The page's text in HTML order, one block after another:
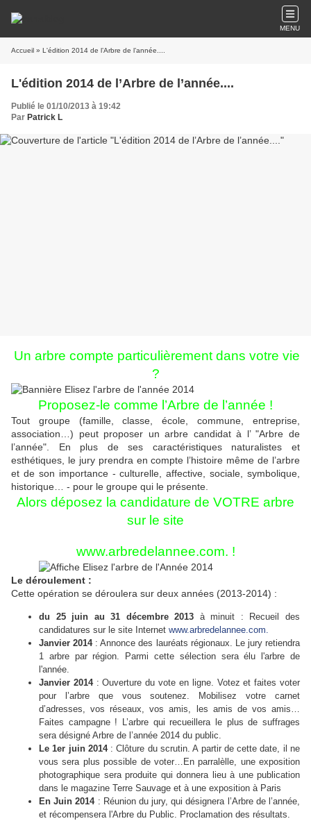
MENU
Accueil » L'édition 2014 de l’Arbre de l’année....
L'édition 2014 de l’Arbre de l’année....
Publié le 01/10/2013 à 19:42
Par Patrick L
Un arbre compte particulièrement dans votre vie
?
Proposez-le comme l’Arbre de l’année !
Tout groupe (famille, classe, école, commune, entreprise,
association…) peut proposer un arbre candidat à l’ "Arbre de
l’année". En plus de ses caractéristiques naturalistes et
esthétiques, le jury prendra en compte l’histoire même de l’arbre
et de son importance - culturelle, affective, sociale, symbolique,
historique… - pour le groupe qui le présente.
Alors déposez la candidature de VOTRE arbre
sur le site
www.arbredelannee.com. !
Le déroulement :
Cette opération se déroulera sur deux années (2013-2014) :
du 25 juin au 31 décembre 2013 à minuit : Recueil des
candidatures sur le site Internet www.arbredelannee.com.
Janvier 2014: Annonce des lauréats régionaux. Le jury retiendra
1 arbre par région. Parmi cette sélection sera élu l'arbre de
l'année.
Janvier 2014: Ouverture du vote en ligne. Votez et faites voter
pour l’arbre que vous soutenez. Mobilisez votre carnet
d’adresses, vos réseaux, vos amis, les amis de vos amis…
Faites campagne ! L’arbre qui recueillera le plus de suffrages
sera désigné Arbre de l’année 2014 du public.
Le 1er juin 2014: Clôture du scrutin. A partir de cette date, il ne
vous sera plus possible de voter…En parralèlle, une exposition
photographique sera produite qui donnera lieu à une publication
dans le magazine Terre Sauvage et à une exposition à Paris
En Juin 2014: Réunion du jury, qui désignera l’Arbre de l’année,
et récompensera l'Arbre du Public. Proclamation des résultats.